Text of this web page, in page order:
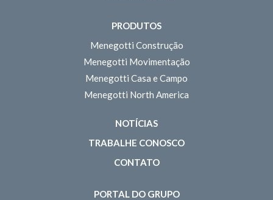
PRODUTOS
Menegotti Construção
Menegotti Movimentação
Menegotti Casa e Campo
Menegotti North America
NOTÍCIAS
TRABALHE CONOSCO
CONTATO
PORTAL DO GRUPO